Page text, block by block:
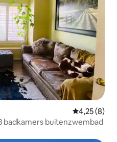
4,25 (8)
badkamers buitenzwembad